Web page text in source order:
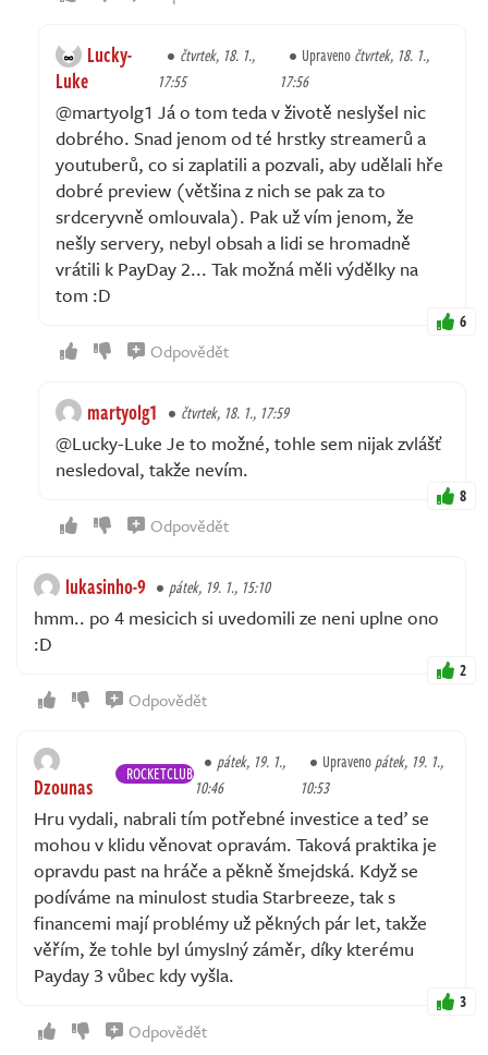
Lucky-
Luke
čtvrtek, 18. 1.,
17:55
Upravenočtvrtek, 18. 1.,
17:56
@martyolg1 Já o tom teda v životě neslyšel nic
dobrého. Snad jenom od té hrstky streamerů a
youtuberů, co si zaplatili a pozvali, aby udělali hře
dobré preview (většina z nich se pak za to
srdceryvně omlouvala). Pak už vím jenom, že
nešly servery, nebyl obsah a lidi se hromadně
vrátili k PayDay 2... Tak možná měli výdělky na
tom :D
6
Odpovědět
martyolg1 čtvrtek, 18. 1., 17:59
@Lucky-Luke Je to možné, tohle sem nijak zvlášť
nesledoval, takže nevím.
8
Odpovědět
lukasinho-9 pátek, 19. 1., 15:10
hmm.. po 4 mesicich si uvedomili ze neni uplne ono
:D
2
Odpovědět
Dzounas ROCKETCLUB
pátek, 19. 1.,
10:46
Upravenopátek, 19. 1.,
10:53
Hru vydali, nabrali tím potřebné investice a teď se
mohou v klidu věnovat opravám. Taková praktika je
opravdu past na hráče a pěkně šmejdská. Když se
podíváme na minulost studia Starbreeze, tak s
financemi mají problémy už pěkných pár let, takže
věřím, že tohle byl úmyslný záměr, díky kterému
Payday 3 vůbec kdy vyšla.
3
Odpovědět